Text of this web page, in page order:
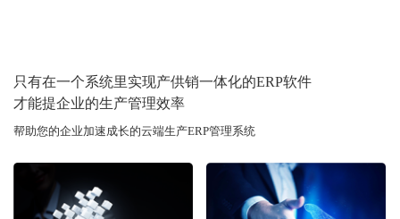
只有在一个系统里实现产供销一体化的ERP软件
才能提企业的生产管理效率
帮助您的企业加速成长的云端生产ERP管理系统